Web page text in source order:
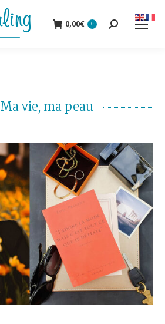
0,00€ 0
Recherche
Ma vie, ma peau